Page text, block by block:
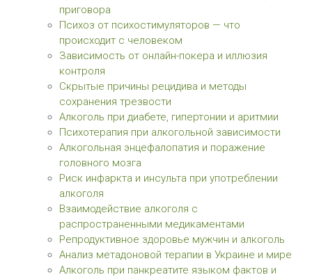
приговора
Психоз от психостимуляторов — что
происходит с человеком
Зависимость от онлайн-покера и иллюзия
контроля
Скрытые причины рецидива и методы
сохранения трезвости
Алкоголь при диабете, гипертонии и аритмии
Психотерапия при алкогольной зависимости
Алкогольная энцефалопатия и поражение
головного мозга
Риск инфаркта и инсульта при употреблении
алкоголя
Взаимодействие алкоголя с
распространенными медикаментами
Репродуктивное здоровье мужчин и алкоголь
Анализ метадоновой терапии в Украине и мире
Алкоголь при панкреатите языком фактов и